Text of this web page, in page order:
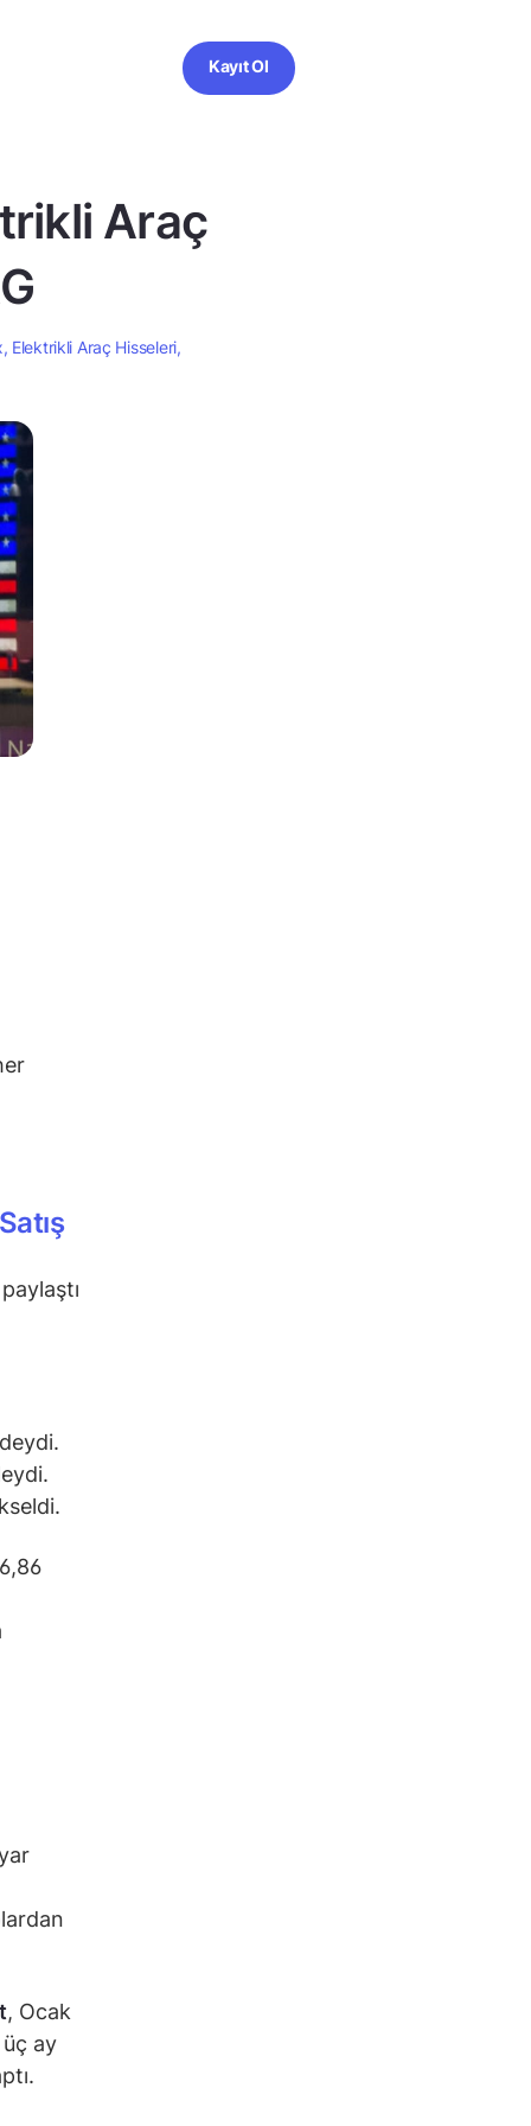
Kayıt Ol
Araç
Elektrikli Araç Hisseleri,
, Ocak
üç ay